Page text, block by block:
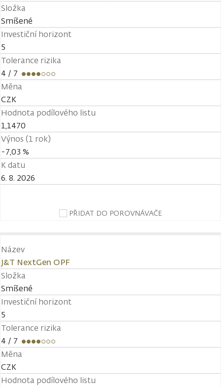
Složka
Smíšené
Investiční horizont
5
Tolerance rizika
4 / 7
Měna
CZK
Hodnota podílového listu
1,1470
Výnos (1 rok)
-7,03 %
K datu
6. 8. 2026
PŘIDAT DO POROVNÁVAČE
Název
J&T NextGen OPF
Složka
Smíšené
Investiční horizont
5
Tolerance rizika
4 / 7
Měna
CZK
Hodnota podílového listu